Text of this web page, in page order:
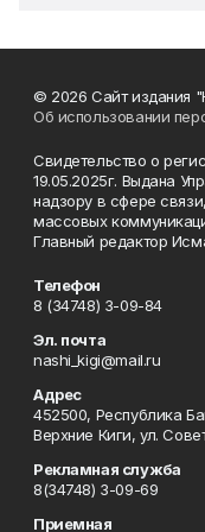
© 2026 Сайт издания
Об использовании
Свидетельство о
19.05.2025г. Выдана
надзору в сфере
массовых
Главный редактор
Телефон
8 (34748) 3-09-84
Эл. почта
nashi_kigi@mail.ru
Адрес
452500, Республика
Верхние Киги, ул.
Рекламная служба
8(34748) 3-09-69
Приемная